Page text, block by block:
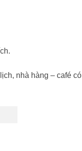
nhà hàng – café có